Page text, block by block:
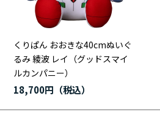
くりぱん おおきな40cmぬいぐ
るみ 綾波 レイ（グッドスマイ
ルカンパニー）
18,700円